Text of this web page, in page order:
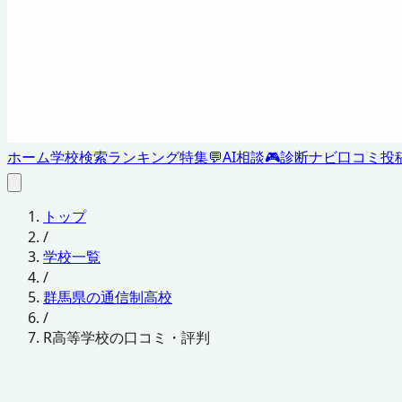
ホーム学校検索ランキング特集💬AI相談🎮診断ナビ口コミ投
トップ
/
学校一覧
/
群馬県の通信制高校
/
R高等学校の口コミ・評判